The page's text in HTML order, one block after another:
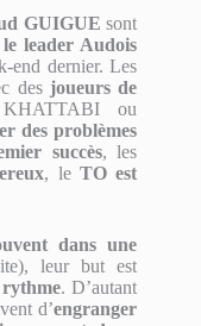
GUIGUE sont
le leader Audois
end dernier. Les
des joueurs de
ou
des problèmes
succès, les
, le TO est
dans une
leur but est
. D’autant
d’engranger